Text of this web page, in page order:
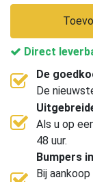
Direct
De
De
Als u op
48 uur.
Bumpers
Bij